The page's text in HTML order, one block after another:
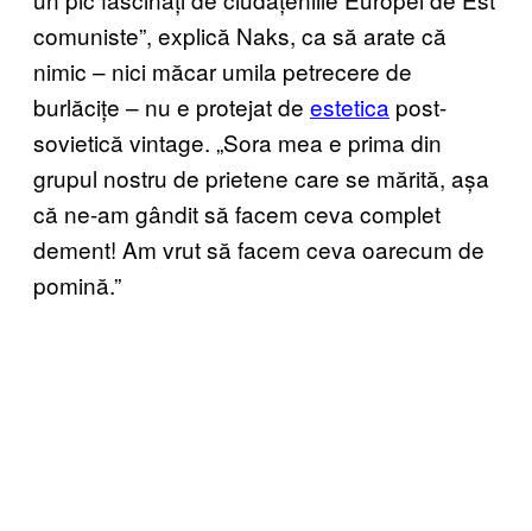
comuniste”, explică Naks, ca să arate că
nimic – nici măcar umila petrecere de
burlăcițe – nu e protejat de estetica post-
sovietică vintage. „Sora mea e prima din
grupul nostru de prietene care se mărită, așa
că ne-am gândit să facem ceva complet
dement! Am vrut să facem ceva oarecum de
pomină.”